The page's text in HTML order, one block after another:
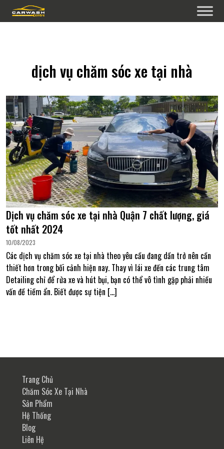
dịch vụ chăm sóc xe tại nhà
Dịch vụ chăm sóc xe tại nhà Quận 7 chất lượng, giá
tốt nhất 2024
10/08/2023
Các dịch vụ chăm sóc xe tại nhà theo yêu cầu đang dần trở nên cần
thiết hơn trong bối cảnh hiện nay. Thay vì lái xe đến các trung tâm
Detailing chỉ để rửa xe và hút bụi, bạn có thể vô tình gặp phải nhiều
vấn đề tiềm ẩn. Biết được sự tiện […]
Trang Chủ
Chăm Sóc Xe Tại Nhà
Sản Phẩm
Hệ Thống
Blog
Liên Hệ